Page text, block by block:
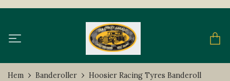
Hem Banderoller Hoosier Racing Tyres Banderoll